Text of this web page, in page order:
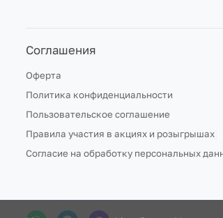
Соглашения
Оферта
Политика конфиденциальности
Пользовательское соглашение
Правила участия в акциях и розыгрышах
Согласие на обработку персональных